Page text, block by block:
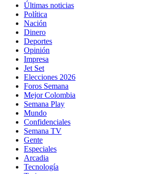
Últimas noticias
Política
Nación
Dinero
Deportes
Opinión
Impresa
Jet Set
Elecciones 2026
Foros Semana
Mejor Colombia
Semana Play
Mundo
Confidenciales
Semana TV
Gente
Especiales
Arcadia
Tecnología